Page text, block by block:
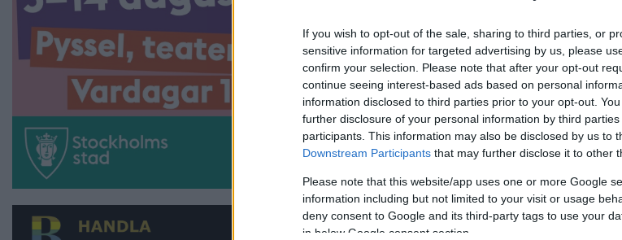
If you wish to opt-out of the sale, sharing to third parties, or
sensitive information for targeted advertising by us, please
confirm your selection. Please note that after your opt-out
continue seeing interest-based ads based on personal
information disclosed to third parties prior to your opt-out.
further disclosure of your personal information by third parties
participants. This information may also be disclosed by us to
Downstream Participants that may further disclose it to other
Please note that this website/app uses one or more Google
information including but not limited to your visit or usage
deny consent to Google and its third-party tags to use your
in below Google consent section.
ETT
SJUKHUS